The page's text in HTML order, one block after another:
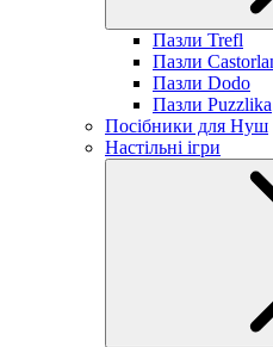
Пазли Trefl
Пазли
Пазли Dodo
Пазли Puzzlika
Посібники для Нуш
Настільні ігри